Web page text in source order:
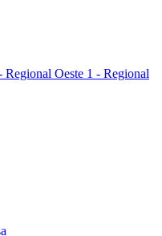
Oeste 1 - Regional